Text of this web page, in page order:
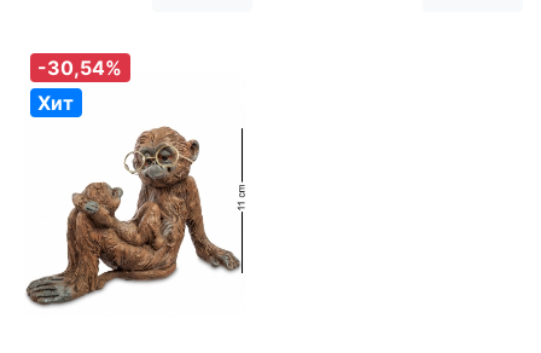
-30,54%
Хит